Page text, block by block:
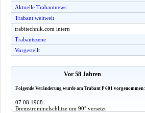
Aktuelle Trabantnews
Trabant weltweit
trabitechnik.com intern
Trabantszene
Vorgestellt
Vor 58 Jahren
Folgende Veränderung wurde am Trabant P 601 vorgenommen:
07.08.1968:
Bremstrommelschlitze um 90° versetzt